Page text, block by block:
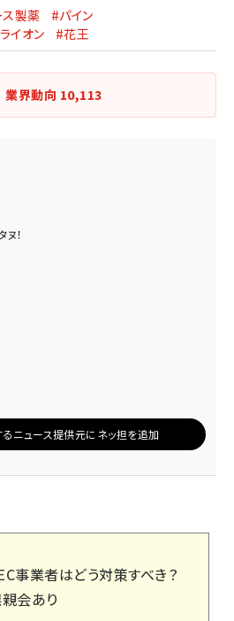
ス製薬
#パイン
イオン #花王
業界動向 10,113
！
ニュース提供元にネッ担を追加
事業者はどう対策すべき？
会あり